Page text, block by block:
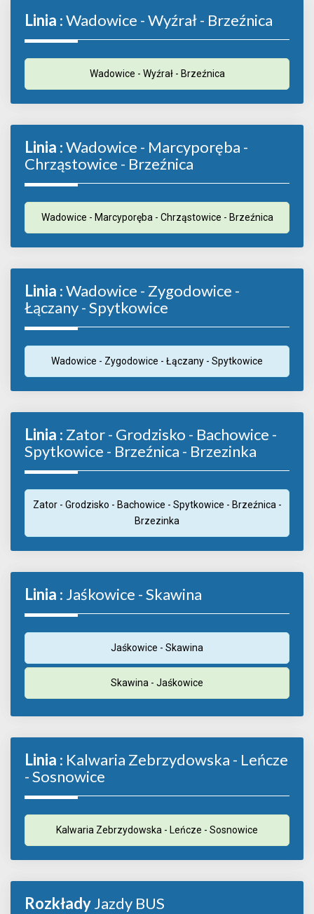
Linia : Wadowice - Wyźrał - Brzeźnica
Wadowice - Wyźrał - Brzeźnica
Linia : Wadowice - Marcyporęba -
Chrząstowice - Brzeźnica
Wadowice - Marcyporęba - Chrząstowice - Brzeźnica
Linia : Wadowice - Zygodowice -
Łączany - Spytkowice
Wadowice - Zygodowice - Łączany - Spytkowice
Linia : Zator - Grodzisko - Bachowice -
Spytkowice - Brzeźnica - Brzezinka
Zator - Grodzisko - Bachowice - Spytkowice - Brzeźnica -
Brzezinka
Linia : Jaśkowice - Skawina
Jaśkowice - Skawina
Skawina - Jaśkowice
Linia : Kalwaria Zebrzydowska - Leńcze
- Sosnowice
Kalwaria Zebrzydowska - Leńcze - Sosnowice
RozkładyJazdy BUS